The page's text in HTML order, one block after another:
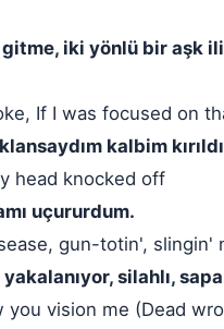
iki yönlü bir aşk
If I was focused on
kalbim
head knocked off
uçururdum.
gun-totin', slingin'
silahlı,
you vision me (Dead